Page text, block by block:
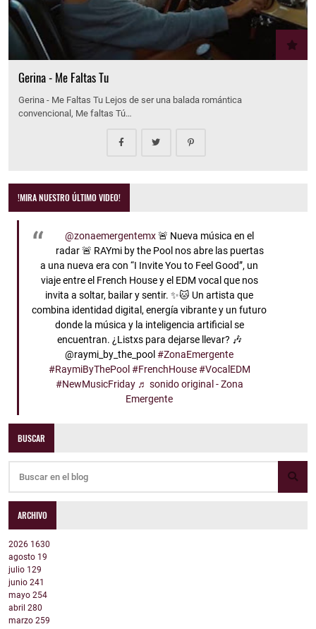
Gerina - Me Faltas Tu
Gerina - Me Faltas Tu Lejos de ser una balada romántica
convencional, Me faltas Tú…
!MIRA NUESTRO ÚLTIMO VIDEO!
@zonaemergentemx🚨 Nueva música en el
radar 🚨 RAYmi by the Pool nos abre las puertas
a una nueva era con “I Invite You to Feel Good”, un
viaje entre el French House y el EDM vocal que nos
invita a soltar, bailar y sentir. ✨🐱 Un artista que
combina identidad digital, energía vibrante y un futuro
donde la música y la inteligencia artificial se
encuentran. ¿Listxs para dejarse llevar? 🎶
@raymi_by_the_pool#ZonaEmergente
#RaymiByThePool #FrenchHouse #VocalEDM
#NewMusicFriday ♬ sonido original - Zona
Emergente
BUSCAR
ARCHIVO
2026 1630
agosto 19
julio 129
junio 241
mayo 254
abril 280
marzo 259